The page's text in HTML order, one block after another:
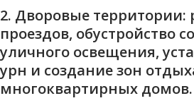
2. Дворовые территории:
проездов, обустройство
уличного освещения,
урн и создание зон
многоквартирных домов.